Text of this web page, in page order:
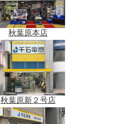
秋葉原本店
秋葉原新２号店